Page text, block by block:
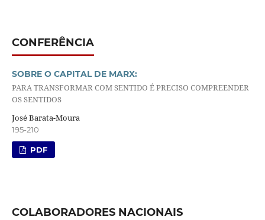
CONFERÊNCIA
SOBRE O CAPITAL DE MARX:
PARA TRANSFORMAR COM SENTIDO É PRECISO COMPREENDER
OS SENTIDOS
José Barata-Moura
195-210
PDF
COLABORADORES NACIONAIS